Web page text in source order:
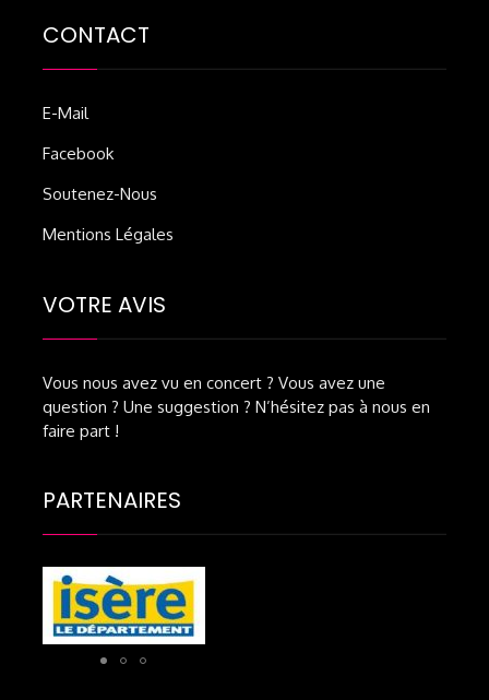
CONTACT
E-Mail
Facebook
Soutenez-Nous
Mentions Légales
VOTRE AVIS
Vous nous avez vu en concert ? Vous avez une
question ? Une suggestion ? N’hésitez pas à nous en
faire part !
PARTENAIRES